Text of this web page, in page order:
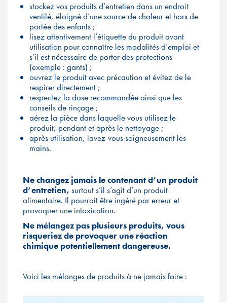
stockez vos produits d’entretien dans un endroit
ventilé, éloigné d’une source de chaleur et hors de
portée des enfants ;
lisez attentivement l’étiquette du produit avant
utilisation pour connaître les modalités d’emploi et
s’il est nécessaire de porter des protections
(exemple : gants) ;
ouvrez le produit avec précaution et évitez de le
respirer directement ;
respectez la dose recommandée ainsi que les
conseils de rinçage ;
aérez la pièce dans laquelle vous utilisez le
produit, pendant et après le nettoyage ;
après utilisation, lavez-vous soigneusement les
mains.
Ne changez jamais le contenant d’un produit
d’entretien, surtout s’il s’agit d’un produit
alimentaire. Il pourrait être ingéré par erreur et
provoquer une intoxication.
Ne mélangez pas plusieurs produits, vous
risqueriez de provoquer une réaction
chimique potentiellement dangereuse.
Voici les mélanges de produits à ne jamais faire :